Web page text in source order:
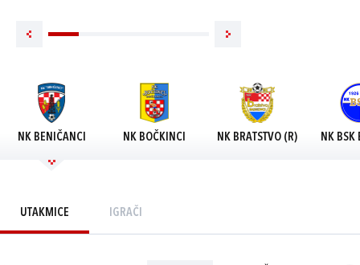
NK BENIČANCI NK BOČKINCI NK BRATSTVO (R) NK BSK
UTAKMICE IGRAČI